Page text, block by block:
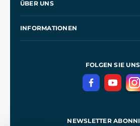
Kontakt
ÜBER UNS
INFORMATIONEN
DatenschutzerklärungFOLGEN SIE UNS
NEWSLETTER